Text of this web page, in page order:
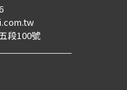
段100號